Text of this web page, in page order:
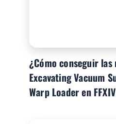
¿Cómo conseguir
Excavating Vacuum
Warp Loader en